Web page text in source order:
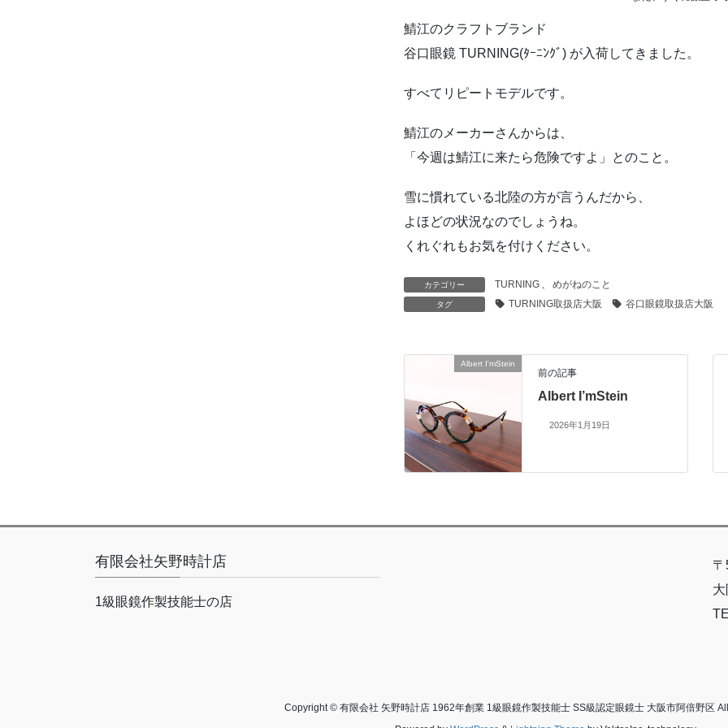
鯖江のクラフトブランド
谷口眼鏡 TURNING(ﾀｰﾆﾝｸﾞ) が入荷してきました。
すべてリピートモデルです。
鯖江のメーカーさんからは、
「今週は鯖江に来たら危険ですよ」とのこと。
雪に慣れている北陸の方が言うんだから、
よほどの状況なのでしょうね。
くれぐれもお気を付けください。
カテゴリー TURNING めがねのこと
タグ TURNING取扱店大阪 谷口眼鏡取扱店大阪
Albert I'mStein
前の記事
Albert I’mStein
2026年1月19日
有限会社矢野時計店
1級眼鏡作製技能士の店
Copyright © 有限会社 矢野時計店 1962年創業 1級眼鏡作製技能士 SS級認定眼鏡士 大阪市阿倍野区